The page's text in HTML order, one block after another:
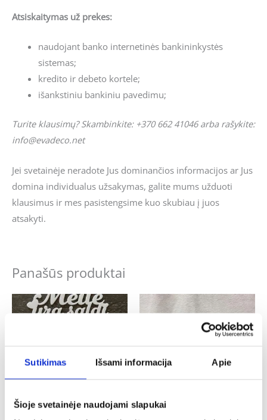
Sutikimas Išsami informacija Apie
Šioje svetainėje naudojami slapukai
Atsiskaitymas už prekes:
naudojant banko internetinės bankininkystės
sistemas;
kredito ir debeto kortele;
išankstiniu bankiniu pavedimu;
Turite klausimų? Skambinkite: +370 662 41046 arba rašykite:
info@evadeco.net
Jei svetainėje neradote Jus dominančios informacijos ar Jus
domina individualus užsakymas, galite mums užduoti
klausimus ir mes pasistengsime kuo skubiau į juos
atsakyti.
Panašūs produktai